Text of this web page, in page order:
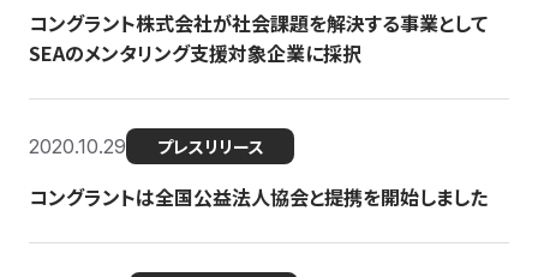
コングラント株式会社が社会課題を解決する事業として
SEAのメンタリング支援対象企業に採択
2020.10.29 プレスリリース
コングラントは全国公益法人協会と提携を開始しました